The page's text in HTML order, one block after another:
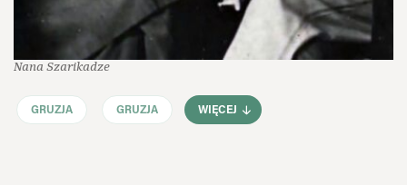
Nana Szarikadze
GRUZJA GRUZJA WIĘCEJ